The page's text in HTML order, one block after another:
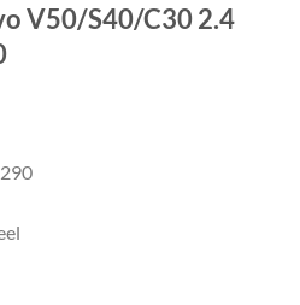
V50/S40/C30 2.4